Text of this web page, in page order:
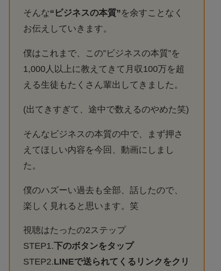
そんな“ビジネスの本質”を余すことなく
お伝えしていきます。
僕はこれまで、この”ビジネスの本質”を
1,000人以上に教えてきて月収100万を超
える生徒もたくさん輩出してきました。
(出てきすぎて、途中で数えるのやめた笑)
そんなビジネスの本質の中で、まず押さ
えてほしい内容を今回、動画にしまし
た。
僕のハズーい過去も全部、話したので、
楽しく見れると思います。笑
視聴はたったの2ステップ
STEP1.下のボタンをタップ
STEP2.LINEで送られてくるリンクをクリ